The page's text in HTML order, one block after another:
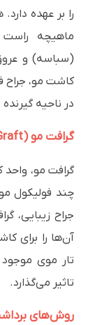
را بر عهده
ماهیچه راست
(سباسه) و
کاشت مو، جراح
در ناحیه
گرافت مو (Hair Graft)
گرافت مو،
چند فولیکول
جراح زیبایی،
آن‌ها را برای
تار موی
تاثیر می‌گذارد.
روش‌های